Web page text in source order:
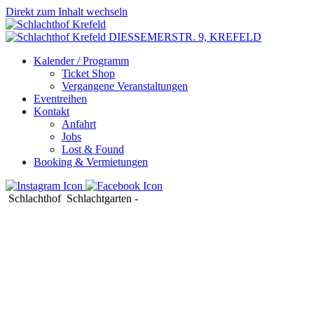
Direkt zum Inhalt wechseln
DIESSEMERSTR. 9, KREFELD
Kalender / Programm
Ticket Shop
Vergangene Veranstaltungen
Eventreihen
Kontakt
Anfahrt
Jobs
Lost & Found
Booking & Vermietungen
Schlachthof Schlachtgarten -